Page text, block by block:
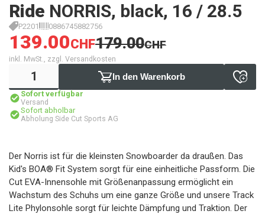
Ride NORRIS, black, 16 / 28.5
P2201 0886745882756
139.00CHF179.00CHF
inkl. MwSt., zzgl. Versandkosten
In den Warenkorb
Sofort verfügbar
Versand
Sofort abholbar
Abholung Side Cut Sports AG
Der Norris ist für die kleinsten Snowboarder da draußen. Das
Kid's BOA® Fit System sorgt für eine einheitliche Passform. Die
Cut EVA-Innensohle mit Größenanpassung ermöglicht ein
Wachstum des Schuhs um eine ganze Größe und unsere Track
Lite Phylonsohle sorgt für leichte Dämpfung und Traktion. Der